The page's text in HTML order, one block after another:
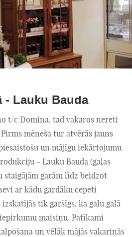
- Lauku Bauda
t/c Domina, tad vakaros nereti
mēneša tur atvērās jauns
un mājīgu iekārtojumu
- Lauku Bauda (gaļas
garām līdz beidzot
ar kādu gardāku cepeti
tik garšīgs, ka galu galā
maisiņu. Patīkami
un vēlāk mājās vakariņās